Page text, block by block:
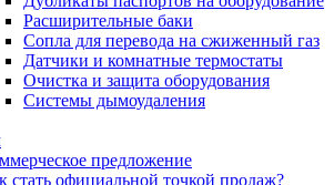
Расширительные баки
Сопла для перевода на сжиженный газ
Датчики и комнатные термостаты
Очистка и защита оборудования
Системы дымоудаления
предложение
стать официальной точкой продаж?